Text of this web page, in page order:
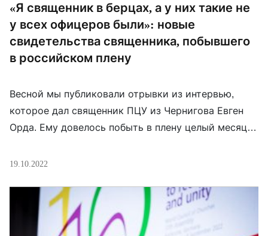
«Я священник в берцах, а у них такие не
у всех офицеров были»: новые
свидетельства священника, побывшего
в российском плену
Весной мы публиковали отрывки из интервью,
которое дал священник ПЦУ из Чернигова Евген
Орда. Ему довелось побыть в плену целый месяц.
солдаты. К счастью, за него вступилось местное
которые подтвердили, что он действительно
священник, а не военный. Иначе все могло […]
19.10.2022